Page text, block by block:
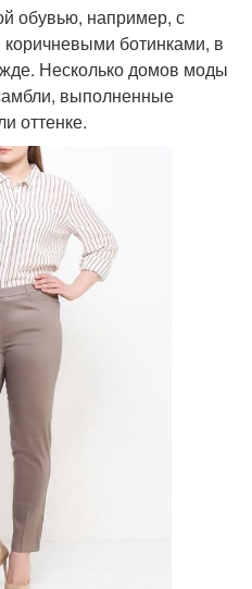
обувью, например, с
ботинками, в
Несколько домов моды
выполненные
оттенке.